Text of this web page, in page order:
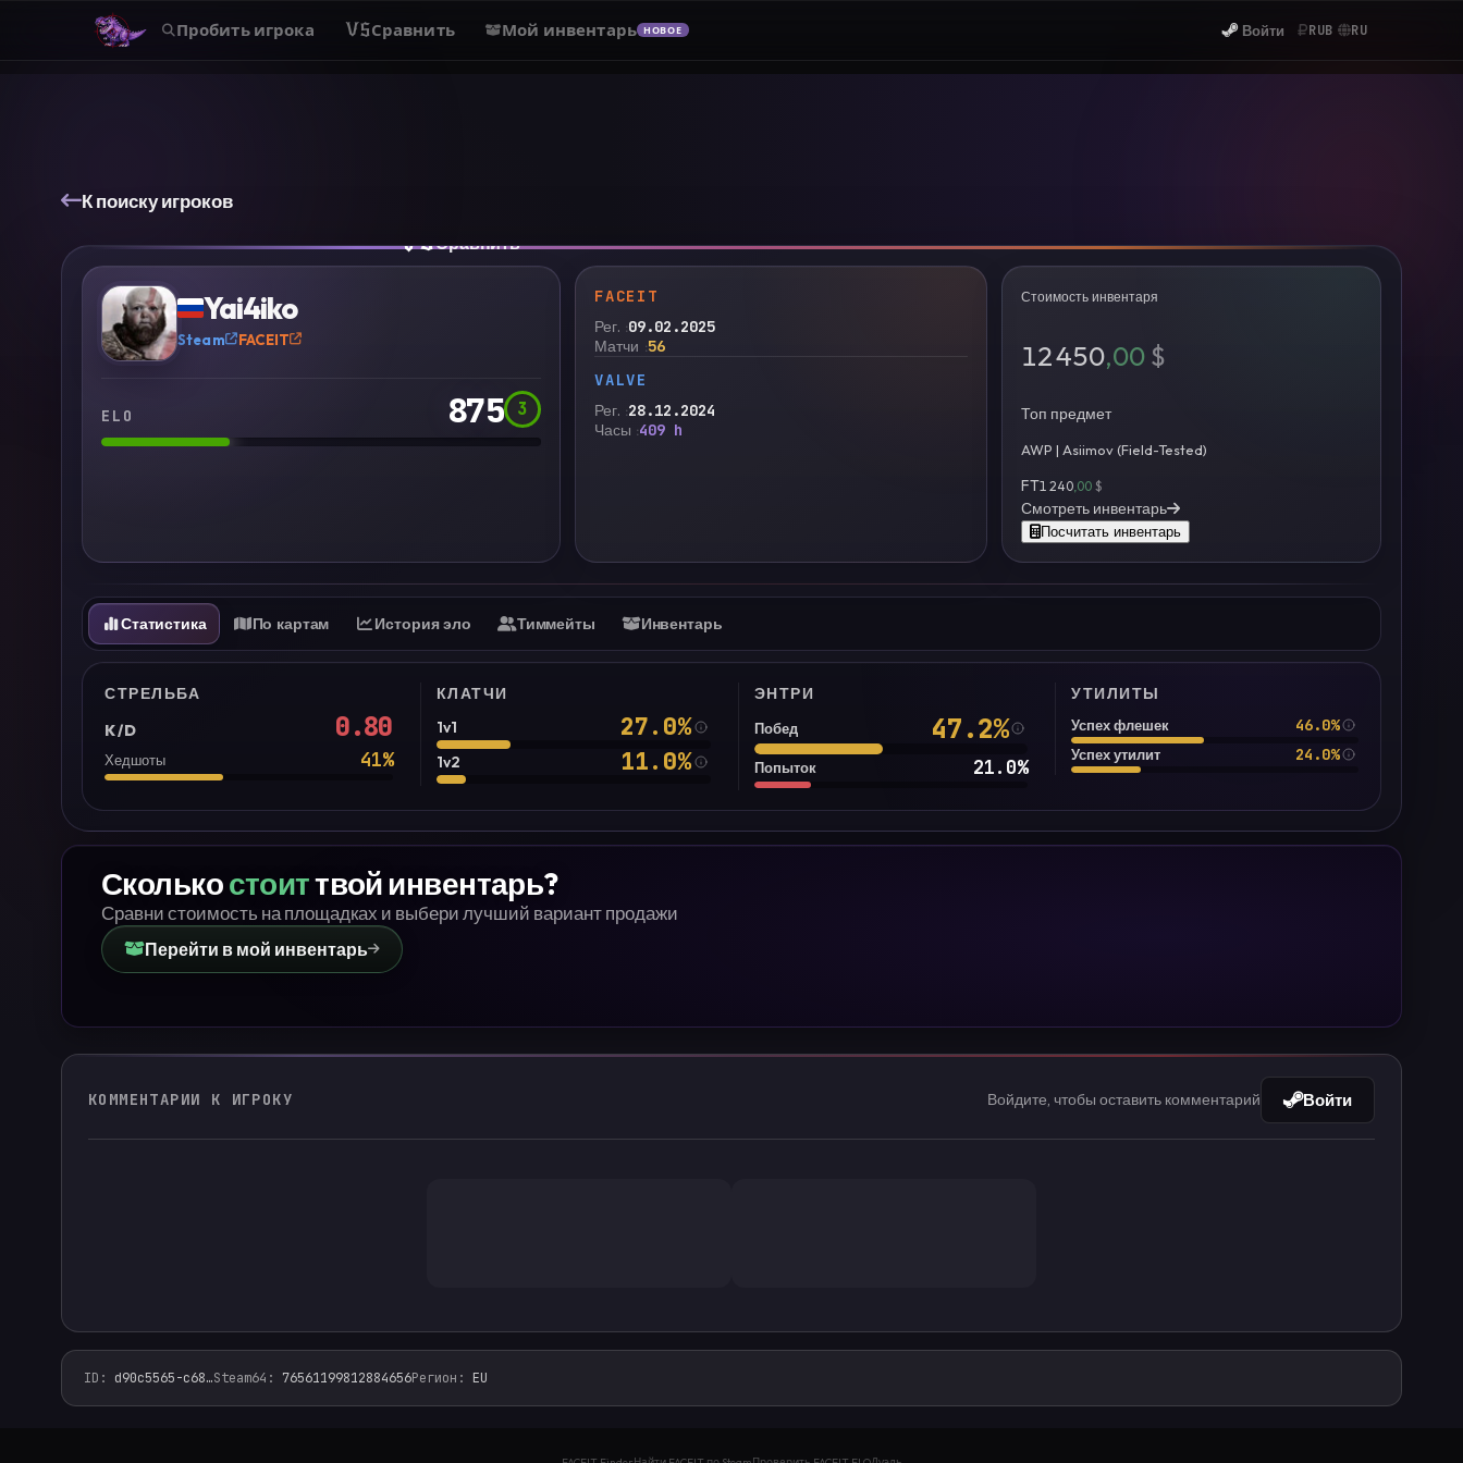
Пробить игрока VSСравнить Мой инвентарь НОВОЕ Войти RUB RU
К поиску игроков
VSСравнить
? Yai4iko
Steam FACEIT
ELO 875 3
FACEIT
Рег. 09.02.2025
Матчи 56
VALVE
Рег. 28.12.2024
Часы 409 h
Стоимость инвентаря
12 450,00$
Топ предмет
AWP | Asiimov (Field-Tested)
FT1 240 ,00 $
Смотреть инвентарь
Посчитать инвентарь
Статистика По картам История эло Тиммейты Инвентарь
СТРЕЛЬБА
K/D
0.80
Хедшоты 41%
КЛАТЧИ
1v1
27.0%
1v2 11.0%
ЭНТРИ
Побед 47.2%
Попыток 21.0%
УТИЛИТЫ
Успех флешек 46.0%
Успех утилит 24.0%
Сколькостоиттвой инвентарь?
Сравни стоимость на площадках и выбери лучший вариант продажи
Перейти в мой инвентарь
КОММЕНТАРИИ К ИГРОКУ Войдите, чтобы оставить комментарий Войти
ID : d90c5565-c68…Steam64 : 76561199812884656Регион : EU